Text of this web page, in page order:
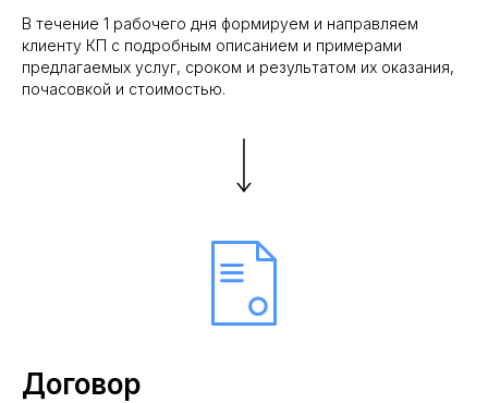
В течение 1 рабочего дня формируем и направляем
клиенту КП с подробным описанием и примерами
предлагаемых услуг, сроком и результатом их оказания,
почасовкой и стоимостью.
Договор